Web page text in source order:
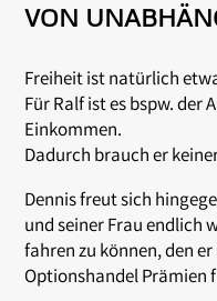
VON
Freiheit ist natürlich
Für Ralf ist es bspw. der
Einkommen.
Dadurch brauch er
Dennis freut sich
und seiner Frau endlich
fahren zu können, den
Optionshandel Prämien